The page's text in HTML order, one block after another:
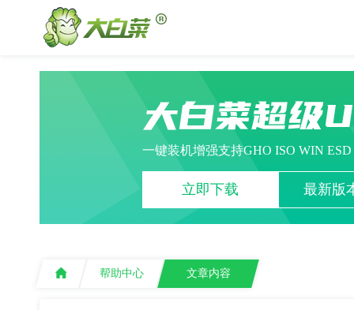
大白菜超级
一键装机增强支持GHO ISO WIN
立即下载 最新版
帮助中心 文章内容